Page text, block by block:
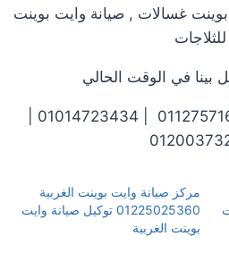
غسالات , صيانة وايت بوينت
للثلاجات
بينا في الوقت الحالي
مركز صيانة وايت بوينت الغربية
01225025360 توكيل صيانة وايت
بوينت الغربية